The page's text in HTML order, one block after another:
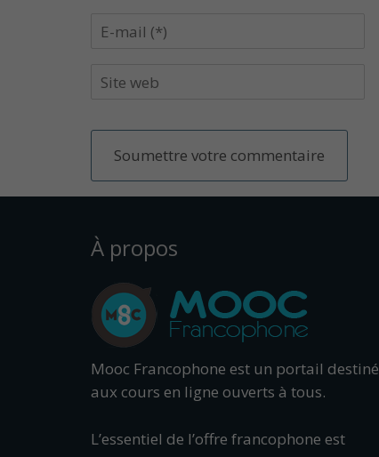
À propos
Mooc Francophone est un portail destiné
aux cours en ligne ouverts à tous.
L’essentiel de l’offre francophone est